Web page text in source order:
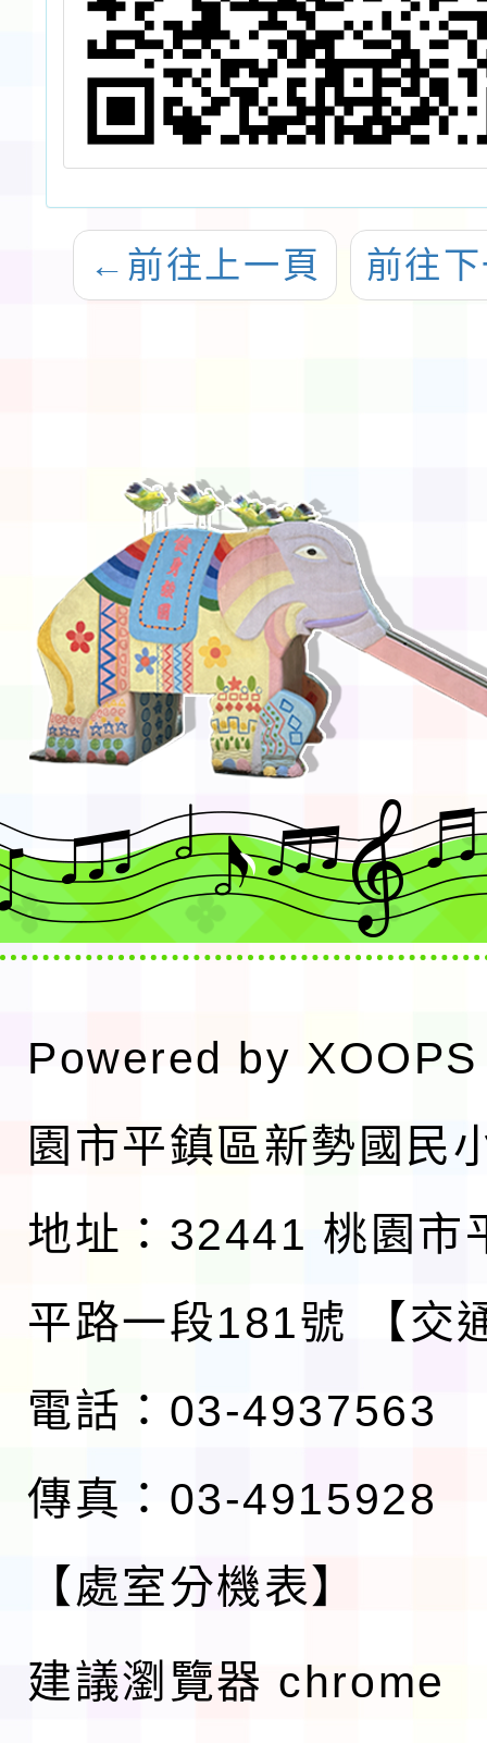
← 前往上一頁 前往
Powered by XOOPS
園市平鎮區新勢國民
地址：32441 桃園市
平路一段181號
【交
電話：03-4937563
傳真：03-4915928
【處室分機表】
建議瀏覽器 chrome